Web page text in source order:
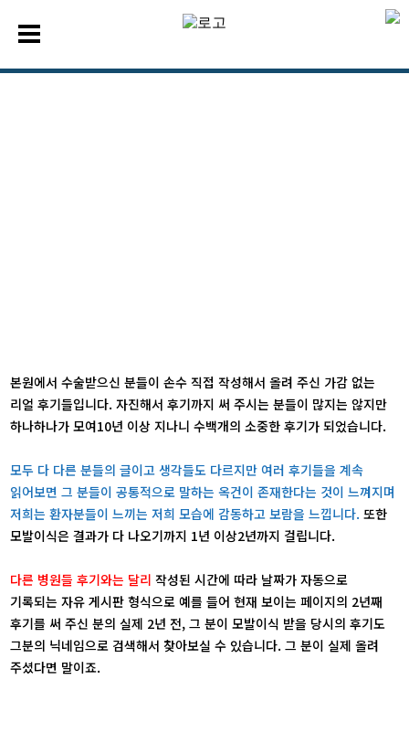
본원에서 수술받으신 분들이 손수 직접 작성해서 올려 주신 가감 없는
리얼 후기들입니다. 자진해서 후기까지 써 주시는 분들이 많지는 않지만
하나하나가 모여10년 이상 지나니 수백개의 소중한 후기가 되었습니다.
모두 다 다른 분들의 글이고 생각들도 다르지만 여러 후기들을 계속
읽어보면 그 분들이 공통적으로 말하는 옥건이 존재한다는 것이 느껴지며
저희는 환자분들이 느끼는 저희 모습에 감동하고 보람을 느낍니다.또한
모발이식은 결과가 다 나오기까지 1년 이상2년까지 걸립니다.
다른 병원들 후기와는 달리 작성된 시간에 따라 날짜가 자동으로
기록되는 자유 게시판 형식으로 예를 들어 현재 보이는 페이지의 2년째
후기를 써 주신 분의 실제 2년 전, 그 분이 모발이식 받을 당시의 후기도
그분의 닉네임으로 검색해서 찾아보실 수 있습니다. 그 분이 실제 올려
주셨다면 말이죠.